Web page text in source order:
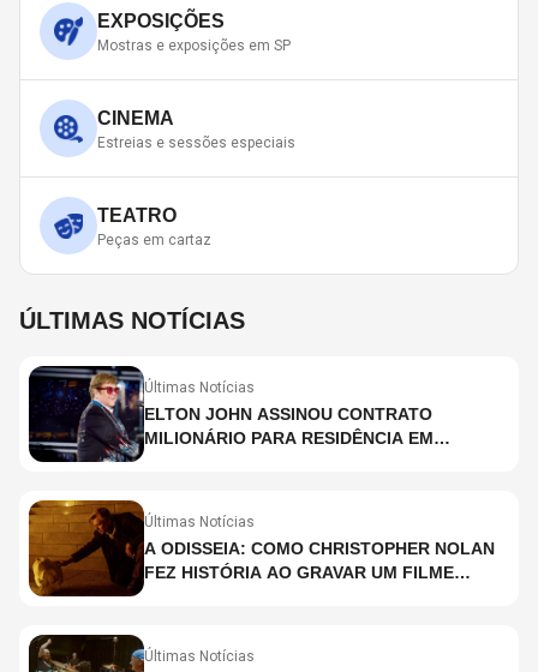
EXPOSIÇÕES
Mostras e exposições em SP
CINEMA
Estreias e sessões especiais
TEATRO
Peças em cartaz
ÚLTIMAS NOTÍCIAS
Últimas Notícias
ELTON JOHN ASSINOU CONTRATO
MILIONÁRIO PARA RESIDÊNCIA EM
Últimas Notícias
A ODISSEIA: COMO CHRISTOPHER NOLAN
FEZ HISTÓRIA AO GRAVAR UM FILME
Últimas Notícias